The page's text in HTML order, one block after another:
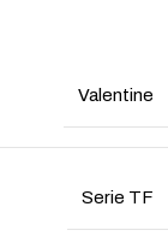
Valentine
Serie TF